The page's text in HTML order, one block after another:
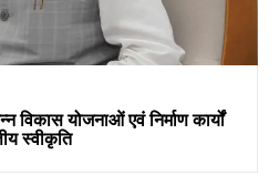
विकास योजनाओं एवं निर्माण कार्यों
स्वीकृति